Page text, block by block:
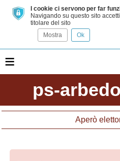
I cookie ci servono per far
Navigando su questo sito
titolare del sito
Mostra
Ok
≡
ps-
Aperò